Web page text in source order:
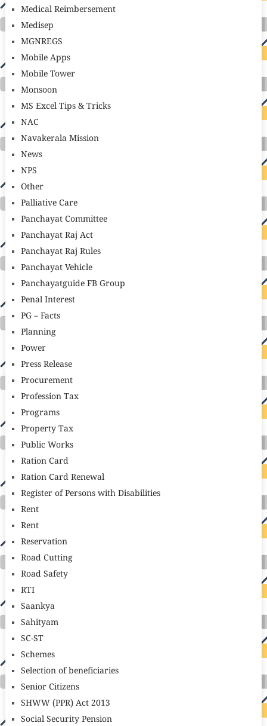
Medical Reimbersement
Medisep
MGNREGS
Mobile Apps
Mobile Tower
Monsoon
MS Excel Tips & Tricks
NAC
Navakerala Mission
News
NPS
Other
Palliative Care
Panchayat Committee
Panchayat Raj Act
Panchayat Raj Rules
Panchayat Vehicle
Panchayatguide FB Group
Penal Interest
PG – Facts
Planning
Power
Press Release
Procurement
Profession Tax
Programs
Property Tax
Public Works
Ration Card
Ration Card Renewal
Register of Persons with Disabilities
Rent
Rent
Reservation
Road Cutting
Road Safety
RTI
Saankya
Sahityam
SC-ST
Schemes
Selection of beneficiaries
Senior Citizens
SHWW (PPR) Act 2013
Social Security Pension